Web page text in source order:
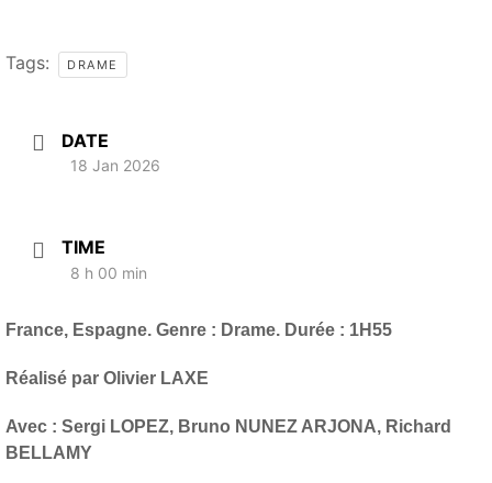
Tags: DRAME
DATE
18 Jan 2026
TIME
8 h 00 min
France, Espagne. Genre : Drame. Durée : 1H55
Réalisé par Olivier LAXE
Avec : Sergi LOPEZ, Bruno NUNEZ ARJONA, Richard
BELLAMY